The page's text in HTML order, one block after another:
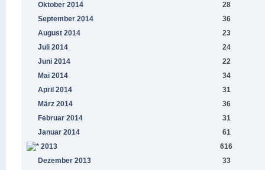
Oktober 2014
28
September 2014
36
August 2014
23
Juli 2014
24
Juni 2014
22
Mai 2014
34
April 2014
31
März 2014
36
Februar 2014
31
Januar 2014
61
2013
616
Dezember 2013
33